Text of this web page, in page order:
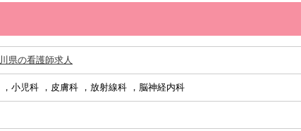
県の看護師求人
，小児科 ，皮膚科 ，放射線科 ，脳神経内科